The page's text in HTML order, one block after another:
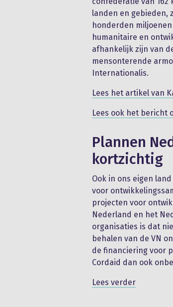
landen en gebieden,
honderden
humanitaire en
afhankelijk zijn van
mensonterende
Internationalis.
Lees het artikel van
Lees ook het bericht
Plannen
kortzichtig
Ook in ons eigen
voor
projecten voor
Nederland en het
organisaties is dat
behalen van de VN
de financiering voor
Cordaid dan ook
Lees verder